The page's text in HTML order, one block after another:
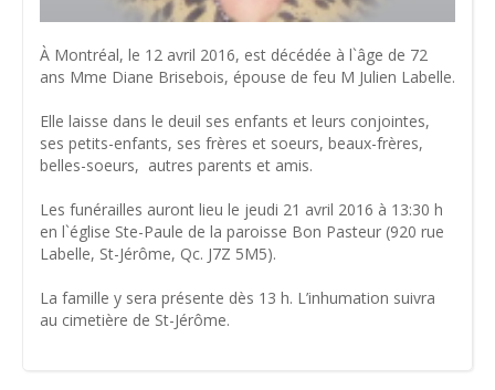
À Montréal, le 12 avril 2016, est décédée à l`âge de 72
ans Mme Diane Brisebois, épouse de feu M Julien Labelle.
Elle laisse dans le deuil ses enfants et leurs conjointes,
ses petits-enfants, ses frères et soeurs, beaux-frères,
belles-soeurs, autres parents et amis.
Les funérailles auront lieu le jeudi 21 avril 2016 à 13:30 h
en l`église Ste-Paule de la paroisse Bon Pasteur (920 rue
Labelle, St-Jérôme, Qc. J7Z 5M5).
La famille y sera présente dès 13 h. L’inhumation suivra
au cimetière de St-Jérôme.